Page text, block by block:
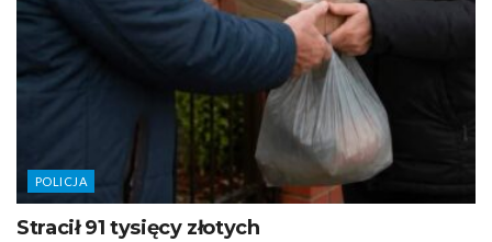
POLICJA
Stracił 91 tysięcy złotych